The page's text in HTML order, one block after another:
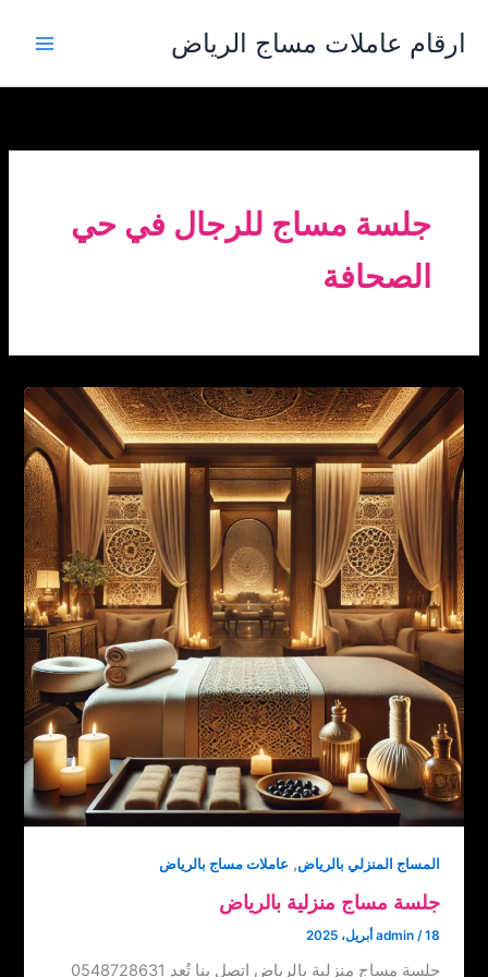
المحتوى
ارقام عاملات مساج الرياض
جلسة مساج للرجال في حي
الصحافة
المساج المنزلي بالرياض, عاملات مساج بالرياض
جلسة مساج منزلية بالرياض
admin /18 أبريل، 2025
جلسة مساج منزلية بالرياض اتصل بنا ‏‪0548728631 تُعد